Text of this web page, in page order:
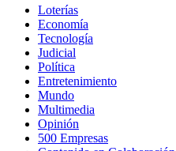
Loterías
Economía
Tecnología
Judicial
Política
Entretenimiento
Mundo
Multimedia
Opinión
500 Empresas